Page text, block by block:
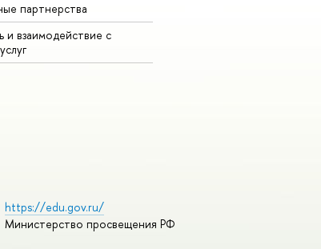
партнерства
и взаимодействие с
https://edu.gov.ru/
Министерство просвещения РФ